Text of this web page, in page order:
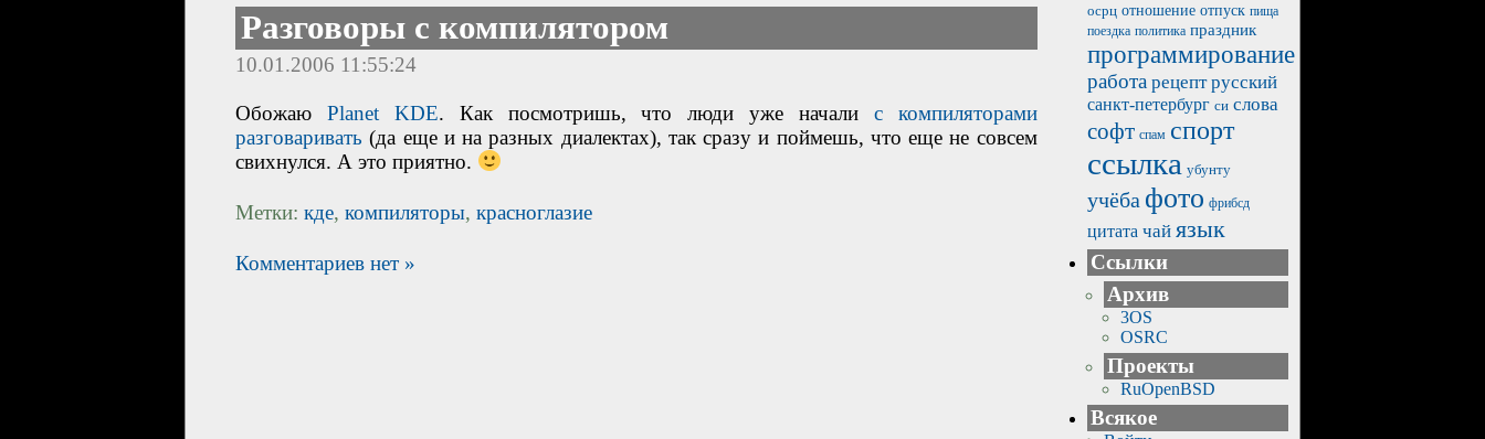
Разговоры с компилятором
10.01.2006 11:55:24
Обожаю Planet KDE. Как посмотришь, что люди уже начали с компиляторами
разговаривать (да еще и на разных диалектах), так сразу и поймешь, что еще не совсем
свихнулся. А это приятно.
Метки: кде, компиляторы, красноглазие
Комментариев нет »
осрц отношение отпуск пища
поездка политика праздник
программирование
работа рецепт русский
санкт-петербург си слова
софт спам спорт
ссылка убунту
учёба фото фрибсд
цитата чай язык
Ссылки
Архив
3OS
OSRC
Проекты
RuOpenBSD
Всякое